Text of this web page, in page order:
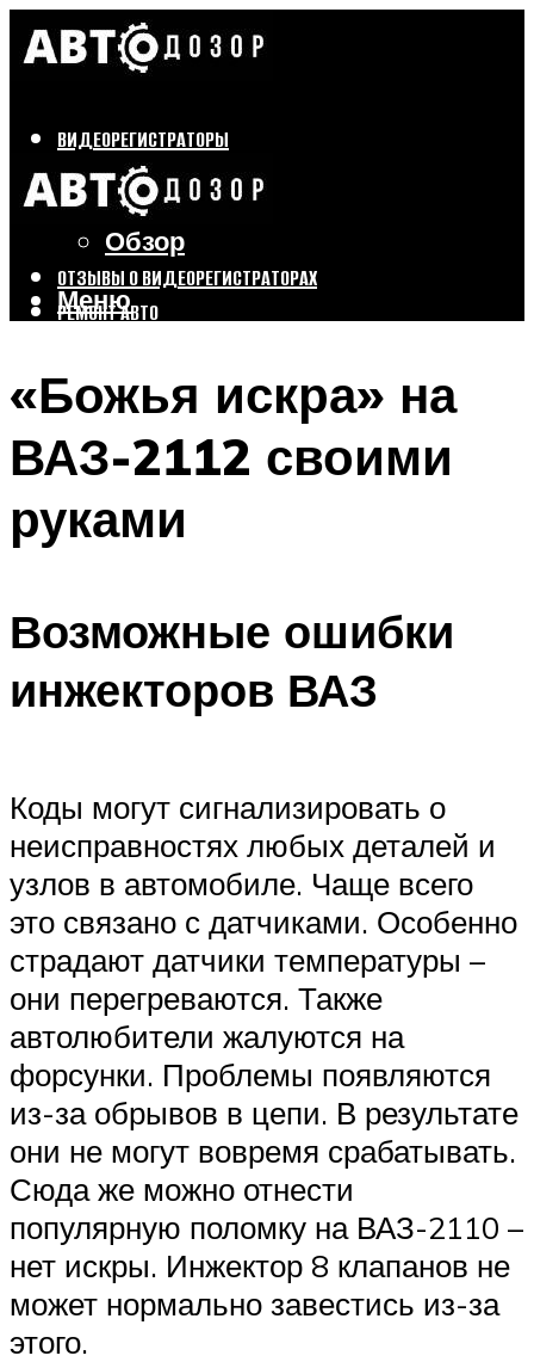
ВИДЕОРЕГИСТРАТОРЫ
Бренды
Выбор
Обзор
ОТЗЫВЫ О ВИДЕОРЕГИСТРАТОРАХ
РЕМОНТ АВТО
Меню
«Божья искра» на
ВАЗ-2112 своими
руками
Возможные ошибки
инжекторов ВАЗ
Коды могут сигнализировать о
неисправностях любых деталей и
узлов в автомобиле. Чаще всего
это связано с датчиками. Особенно
страдают датчики температуры –
они перегреваются. Также
автолюбители жалуются на
форсунки. Проблемы появляются
из-за обрывов в цепи. В результате
они не могут вовремя срабатывать.
Сюда же можно отнести
популярную поломку на ВАЗ-2110 –
нет искры. Инжектор 8 клапанов не
может нормально завестись из-за
этого.